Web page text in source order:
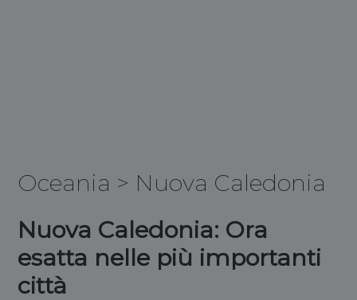
Oceania > Nuova Caledonia
Nuova Caledonia: Ora
esatta nelle più importanti
città